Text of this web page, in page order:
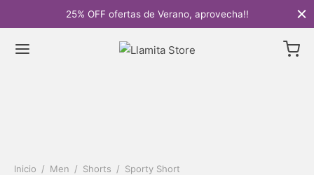
25% OFF ofertas de Verano, aprovecha!!
Inicio / Men / Shorts / Sporty Short